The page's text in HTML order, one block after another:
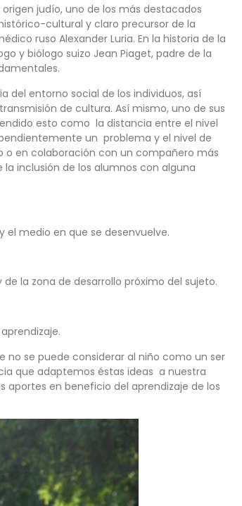
judío, uno de los más destacados
cultural y claro precursor de la
ruso Alexander Luria. En la historia de la
y biólogo suizo Jean Piaget, padre de la
del entorno social de los individuos, así
de cultura. Así mismo, uno de sus
esto como la distancia entre el nivel
un problema y el nivel de
o en colaboración con un compañero más
inclusión de los alumnos con alguna
medio en que se desenvuelve.
la zona de desarrollo próximo del sujeto.
se puede considerar al niño como un ser
que adaptemos éstas ideas a nuestra
en beneficio del aprendizaje de los